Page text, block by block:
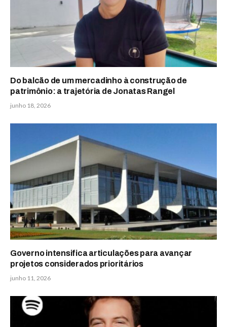
Do balcão de um mercadinho à construção de
patrimônio: a trajetória de Jonatas Rangel
junho 18, 2026
Governo intensifica articulações para avançar
projetos considerados prioritários
junho 11, 2026